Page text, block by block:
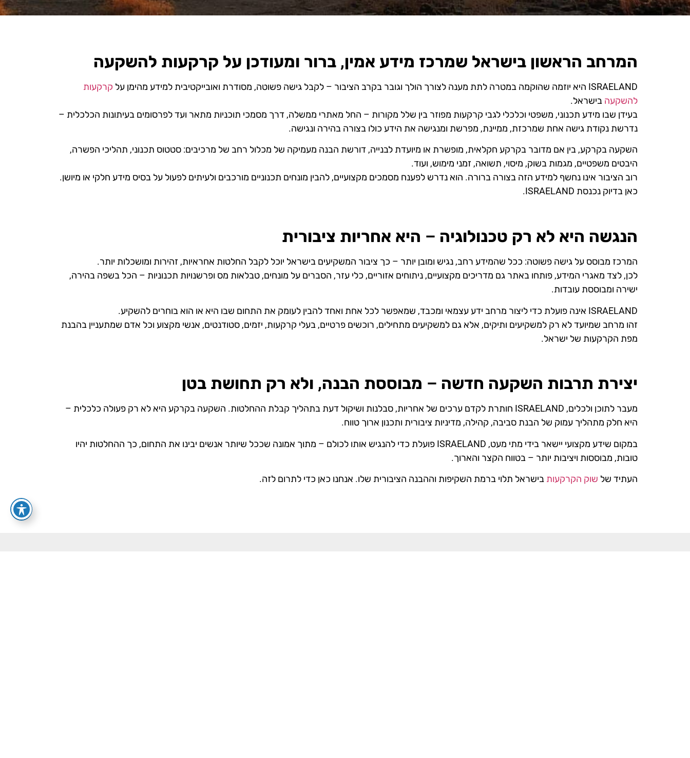
המרחב הראשון בישראל שמרכז מידע אמין, ברור ומעודכן על קרקעות להשקעה
ISRAELAND היא יוזמה שהוקמה במטרה לתת מענה לצורך הולך וגובר בקרב הציבור – לקבל גישה פשוטה, מסודרת ואובייקטיבית למידע מהימן על
קרקעות
להשקעה בישראל.
בעידן שבו מידע תכנוני, משפטי וכלכלי לגבי קרקעות מפוזר בין שלל מקורות – החל מאתרי ממשלה, דרך מסמכי תוכניות מתאר ועד לפרסומים בעיתונות הכלכלית –
נדרשת נקודת גישה אחת שמרכזת, ממיינת, מפרשת ומנגישה את הידע כולו בצורה בהירה ונגישה.
השקעה בקרקע, בין אם מדובר בקרקע חקלאית, מופשרת או מיועדת לבנייה, דורשת הבנה מעמיקה של מכלול רחב של מרכיבים: סטטוס תכנוני, תהליכי הפשרה,
היבטים משפטיים, מגמות בשוק, מיסוי, תשואה, זמני מימוש, ועוד.
רוב הציבור אינו נחשף למידע הזה בצורה ברורה. הוא נדרש לפענח מסמכים מקצועיים, להבין מונחים תכנוניים מורכבים ולעיתים לפעול על בסיס מידע חלקי או מיושן.
כאן בדיוק נכנסת ISRAELAND.
הנגשה היא לא רק טכנולוגיה – היא אחריות ציבורית
המרכז מבוסס על גישה פשוטה: ככל שהמידע רחב, נגיש ומובן יותר – כך ציבור המשקיעים בישראל יוכל לקבל החלטות אחראיות, זהירות ומושכלות יותר.
לכן, לצד מאגרי המידע, פותחו באתר גם מדריכים מקצועיים, ניתוחים אזוריים, כלי עזר, הסברים על מונחים, טבלאות מס ופרשנויות תכנוניות – הכל בשפה בהירה,
ישירה ומבוססת עובדות.
ISRAELAND אינה פועלת כדי ליצור מרחב ידע עצמאי ומכבד, שמאפשר לכל אחת ואחד להבין לעומק את התחום שבו היא או הוא בוחרים להשקיע.
זהו מרחב שמיועד לא רק למשקיעים ותיקים, אלא גם למשקיעים מתחילים, רוכשים פרטיים, בעלי קרקעות, יזמים, סטודנטים, אנשי מקצוע וכל אדם שמתעניין בהבנת
מפת הקרקעות של ישראל.
יצירת תרבות השקעה חדשה – מבוססת הבנה, ולא רק תחושת בטן
מעבר לתוכן ולכלים, ISRAELAND חותרת לקדם ערכים של אחריות, סבלנות ושיקול דעת בתהליך קבלת ההחלטות. השקעה בקרקע היא לא רק פעולה כלכלית –
היא חלק מתהליך עמוק של הבנת סביבה, קהילה, מדיניות ציבורית ותכנון ארוך טווח.
במקום שידע מקצועי יישאר בידי מתי מעט, ISRAELAND פועלת כדי להנגיש אותו לכולם – מתוך אמונה שככל שיותר אנשים יבינו את התחום, כך ההחלטות יהיו
טובות, מבוססות ויציבות יותר – בטווח הקצר והארוך.
העתיד של שוק הקרקעות בישראל תלוי ברמת השקיפות וההבנה הציבורית שלו. אנחנו כאן כדי לתרום לזה.